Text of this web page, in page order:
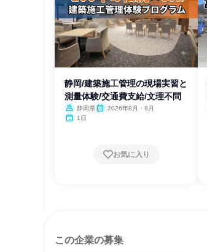
静岡/建築施工管理の現場実習と
測量体験/交通費支給/文理不問
静岡県
2026年8月・9月
1日
お気に入り
この企業の募集